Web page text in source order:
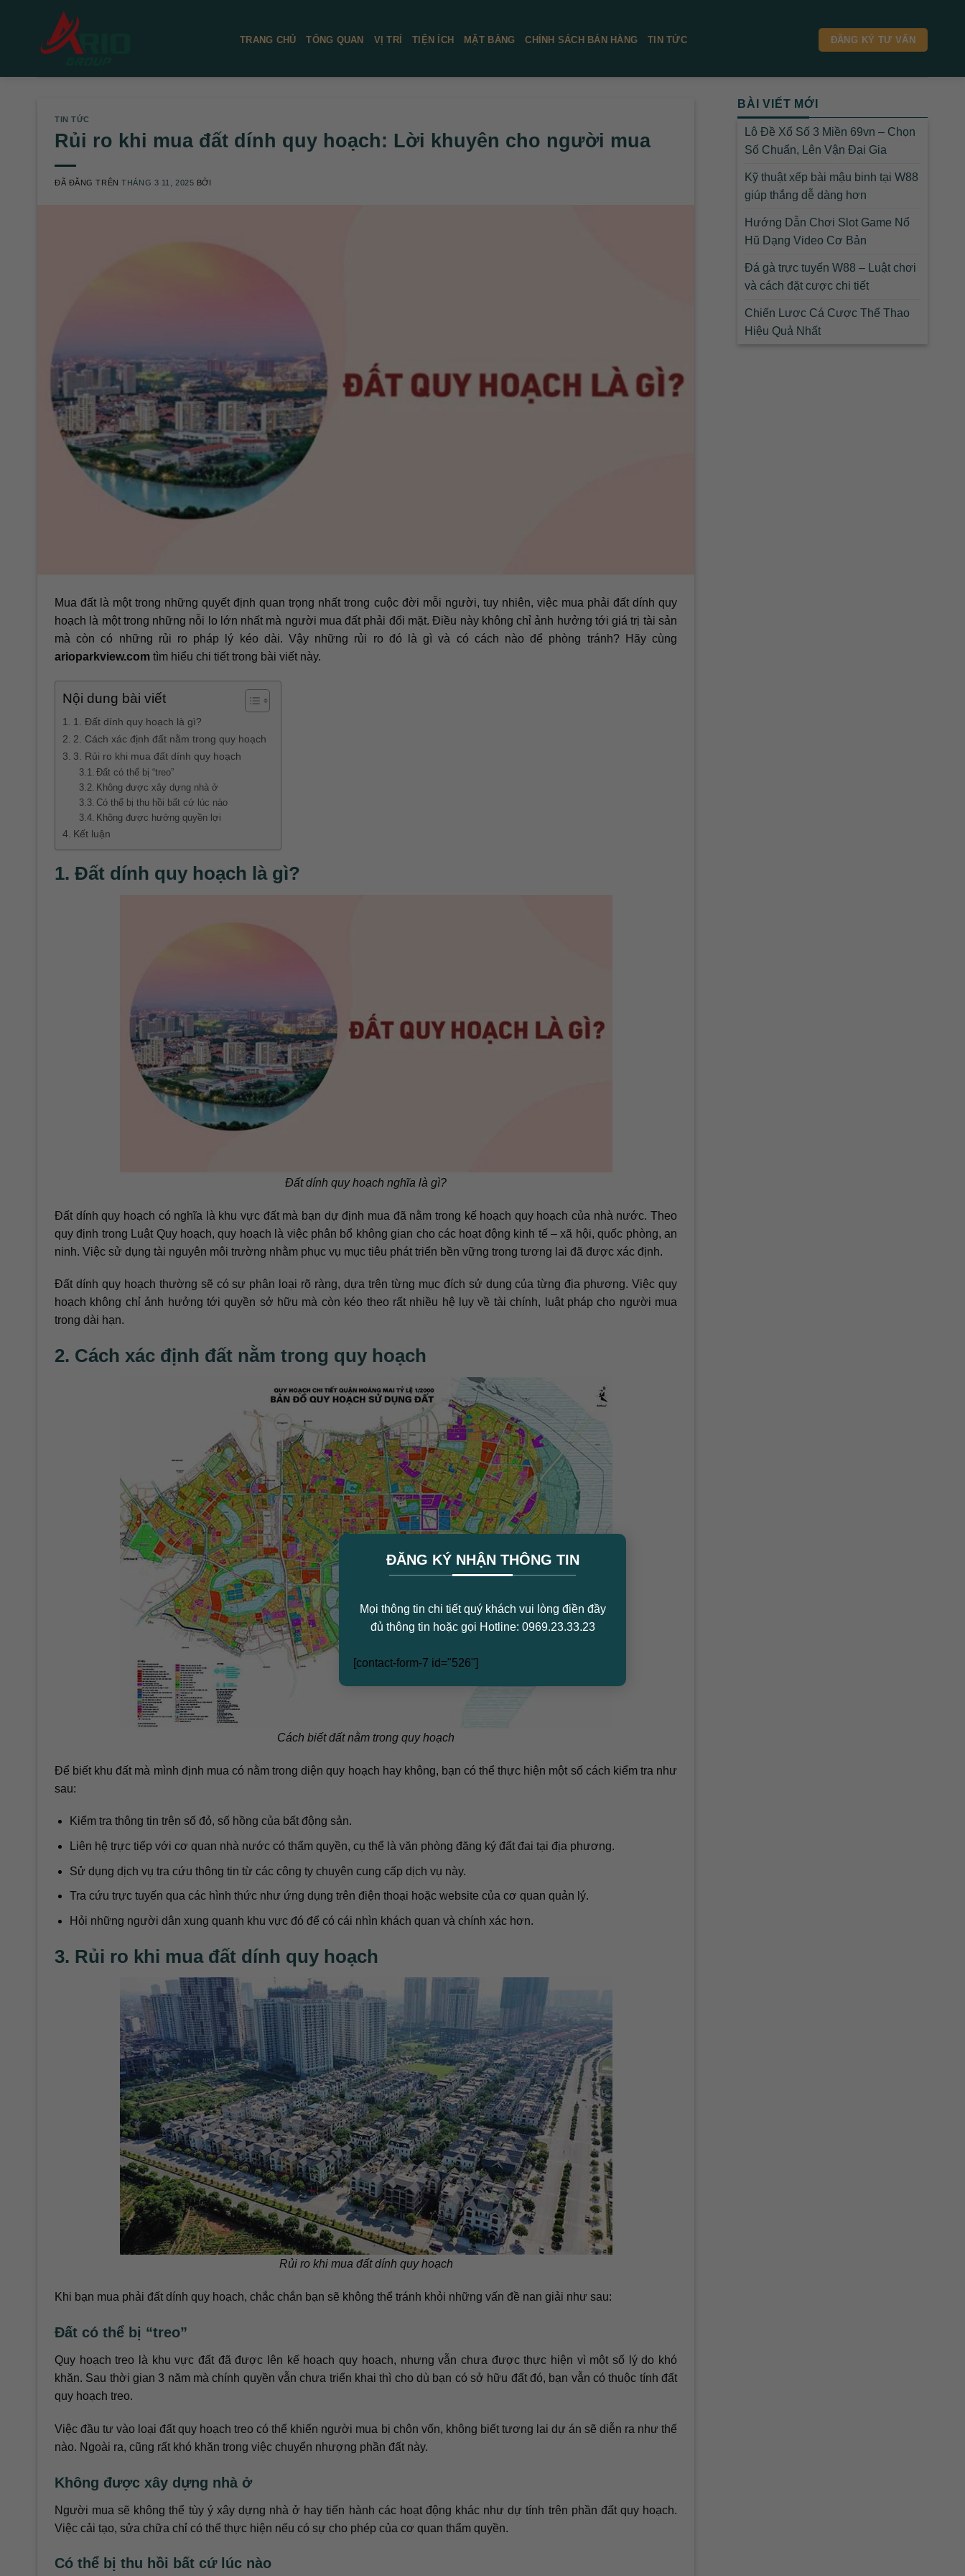
ĐĂNG KÝ NHẬN THÔNG TIN
Mọi thông tin chi tiết quý khách vui lòng điền đầy
đủ thông tin hoặc gọi Hotline: 0969.23.33.23
[contact-form-7 id="526"]
TRANG CHỦ TỔNG QUAN VỊ TRÍ TIỆN ÍCH MẶT BẰNG CHÍNH SÁCH BÁN HÀNG TIN TỨC ĐĂNG KÝ TƯ VẤN
TIN TỨC
Rủi ro khi mua đất dính quy hoạch: Lời khuyên cho người mua
ĐÃ ĐĂNG TRÊNTHÁNG 3 11, 2025 BỞI
Mua đất là một trong những quyết định quan trọng nhất trong cuộc đời mỗi người, tuy nhiên, việc mua phải đất dính quy
hoạch là một trong những nỗi lo lớn nhất mà người mua đất phải đối mặt. Điều này không chỉ ảnh hưởng tới giá trị tài sản
mà còn có những rủi ro pháp lý kéo dài. Vậy những rủi ro đó là gì và có cách nào để phòng tránh? Hãy cùng
arioparkview.com tìm hiểu chi tiết trong bài viết này.
Nội dung bài viết
1. Đất dính quy hoạch là gì?
2. Cách xác định đất nằm trong quy hoạch
3. Rủi ro khi mua đất dính quy hoạch
Đất có thể bị “treo”
Không được xây dựng nhà ở
Có thể bị thu hồi bất cứ lúc nào
Không được hưởng quyền lợi
Kết luận
1. Đất dính quy hoạch là gì?
Đất dính quy hoạch nghĩa là gì?
Đất dính quy hoạch có nghĩa là khu vực đất mà bạn dự định mua đã nằm trong kế hoạch quy hoạch của nhà nước. Theo
quy định trong Luật Quy hoạch, quy hoạch là việc phân bổ không gian cho các hoạt động kinh tế – xã hội, quốc phòng, an
ninh. Việc sử dụng tài nguyên môi trường nhằm phục vụ mục tiêu phát triển bền vững trong tương lai đã được xác định.
Đất dính quy hoạch thường sẽ có sự phân loại rõ ràng, dựa trên từng mục đích sử dụng của từng địa phương. Việc quy
hoạch không chỉ ảnh hưởng tới quyền sở hữu mà còn kéo theo rất nhiều hệ lụy về tài chính, luật pháp cho người mua
trong dài hạn.
2. Cách xác định đất nằm trong quy hoạch
Cách biết đất nằm trong quy hoạch
Để biết khu đất mà mình định mua có nằm trong diện quy hoạch hay không, bạn có thể thực hiện một số cách kiểm tra như
sau:
Kiểm tra thông tin trên số đỏ, số hồng của bất động sản.
Liên hệ trực tiếp với cơ quan nhà nước có thẩm quyền, cụ thể là văn phòng đăng ký đất đai tại địa phương.
Sử dụng dịch vụ tra cứu thông tin từ các công ty chuyên cung cấp dịch vụ này.
Tra cứu trực tuyến qua các hình thức như ứng dụng trên điện thoại hoặc website của cơ quan quản lý.
Hỏi những người dân xung quanh khu vực đó để có cái nhìn khách quan và chính xác hơn.
3. Rủi ro khi mua đất dính quy hoạch
Rủi ro khi mua đất dính quy hoạch
Khi bạn mua phải đất dính quy hoạch, chắc chắn bạn sẽ không thể tránh khỏi những vấn đề nan giải như sau:
Đất có thể bị “treo”
Quy hoạch treo là khu vực đất đã được lên kế hoạch quy hoạch, nhưng vẫn chưa được thực hiện vì một số lý do khó
khăn. Sau thời gian 3 năm mà chính quyền vẫn chưa triển khai thì cho dù bạn có sở hữu đất đó, bạn vẫn có thuộc tính đất
quy hoạch treo.
Việc đầu tư vào loại đất quy hoạch treo có thể khiến người mua bị chôn vốn, không biết tương lai dự án sẽ diễn ra như thế
nào. Ngoài ra, cũng rất khó khăn trong việc chuyển nhượng phần đất này.
Không được xây dựng nhà ở
Người mua sẽ không thể tùy ý xây dựng nhà ở hay tiến hành các hoạt động khác như dự tính trên phần đất quy hoạch.
Việc cải tạo, sửa chữa chỉ có thể thực hiện nếu có sự cho phép của cơ quan thẩm quyền.
Có thể bị thu hồi bất cứ lúc nào
BÀI VIẾT MỚI
Lô Đề Xổ Số 3 Miền 69vn – Chọn
Số Chuẩn, Lên Vận Đại Gia
Kỹ thuật xếp bài mậu binh tại W88
giúp thắng dễ dàng hơn
Hướng Dẫn Chơi Slot Game Nổ
Hũ Dạng Video Cơ Bản
Đá gà trực tuyến W88 – Luật chơi
và cách đặt cược chi tiết
Chiến Lược Cá Cược Thể Thao
Hiệu Quả Nhất